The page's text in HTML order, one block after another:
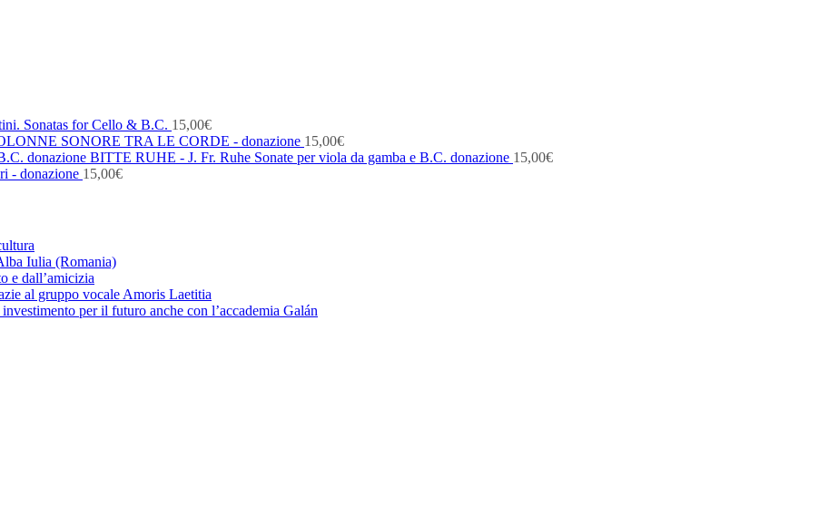
Sonatas for Cello & B.C. 15,00€
SONORE TRA LE CORDE - donazione 15,00€
BITTE RUHE - J. Fr. Ruhe Sonate per viola da gamba e B.C. donazione 15,00€
- donazione 15,00€
Iulia (Romania)
e dall’amicizia
al gruppo vocale Amoris Laetitia
per il futuro anche con l’accademia Galán